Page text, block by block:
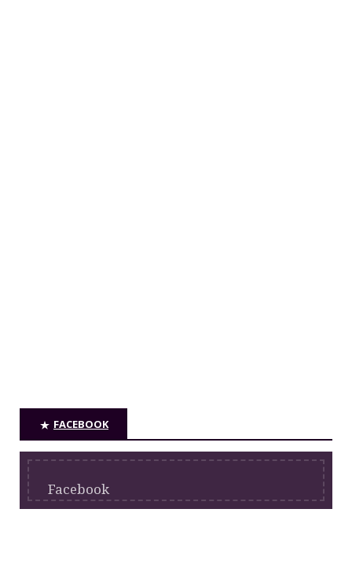
FACEBOOK
Facebook